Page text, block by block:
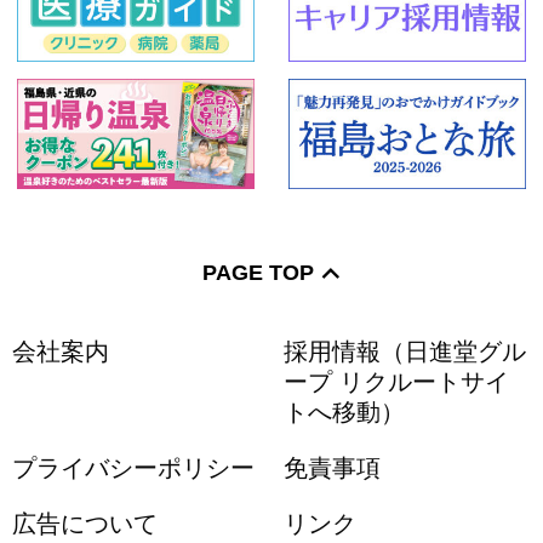
PAGE TOP
会社案内
採用情報（日進堂グル
ープ リクルートサイ
トへ移動）
プライバシーポリシー 免責事項
広告について リンク